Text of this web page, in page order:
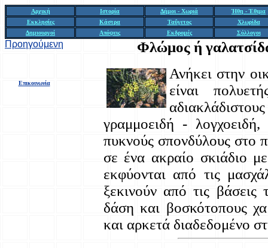
Αρχική Ιστορία Δήμοι - Χωριά
Ήθη - Έθιμα
Εκκλησίες
Κάστρα Ταΰγετος
Χλωρίδα
Δημιουργοί
Απόψεις Εκδρομές Σύλλογοι
Προηγούμενη
Επικοινωνία
Φλώμος ή
Ανήκει στην
είναι
γραμμοειδή -
πυκνούς σπονδύλους στο
σε ένα ακραίο σκιάδιο
εκφύονται από τις
ξεκινούν από τις
δάση και βοσκότοπους
και αρκετά διαδεδομένο